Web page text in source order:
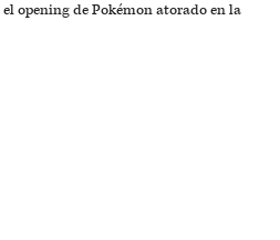
opening de Pokémon atorado en la